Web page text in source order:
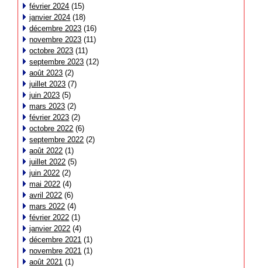
février 2024 (15)
janvier 2024 (18)
décembre 2023 (16)
novembre 2023 (11)
octobre 2023 (11)
septembre 2023 (12)
août 2023 (2)
juillet 2023 (7)
juin 2023 (5)
mars 2023 (2)
février 2023 (2)
octobre 2022 (6)
septembre 2022 (2)
août 2022 (1)
juillet 2022 (5)
juin 2022 (2)
mai 2022 (4)
avril 2022 (6)
mars 2022 (4)
février 2022 (1)
janvier 2022 (4)
décembre 2021 (1)
novembre 2021 (1)
août 2021 (1)